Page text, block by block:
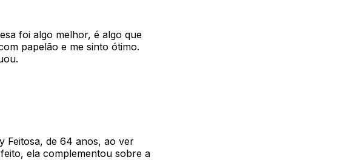
foi algo melhor, é algo que
papelão e me sinto ótimo.
Feitosa, de 64 anos, ao ver
ela complementou sobre a